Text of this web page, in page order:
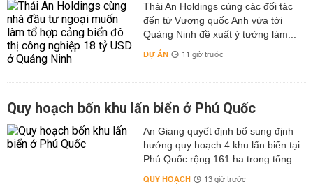
Thái An Holdings cùng các đối tác
đến từ Vương quốc Anh vừa tới
Quảng Ninh đề xuất ý tưởng làm...
DỰ ÁN 11 giờ trước
Quy hoạch bốn khu lấn biển ở Phú Quốc
An Giang quyết định bổ sung định
hướng quy hoạch 4 khu lấn biển tại
Phú Quốc rộng 161 ha trong tổng...
QUY HOẠCH 13 giờ trước